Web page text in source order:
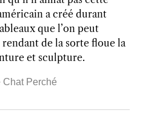
a créé durant
que l’on peut
de la sorte floue la
et sculpture.
Chat Perché